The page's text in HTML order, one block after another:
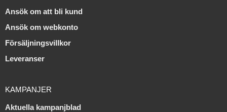
Ansök om att bli kund
Ansök om webkonto
Försäljningsvillkor
Leveranser
KAMPANJER
Aktuella kampanjblad